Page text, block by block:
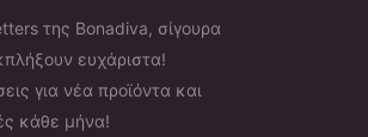
της Bonadiva, σίγουρα
ευχάριστα!
για νέα προϊόντα και
κάθε μήνα!